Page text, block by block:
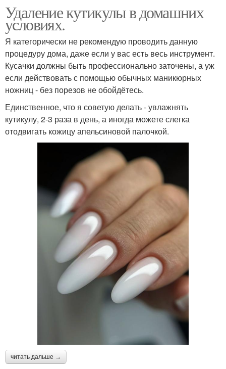
Удаление кутикулы в домашних
условиях.
Я категорически не рекомендую проводить данную
процедуру дома, даже если у вас есть весь инструмент.
Кусачки должны быть профессионально заточены, а уж
если действовать с помощью обычных маникюрных
ножниц - без порезов не обойдётесь.
Единственное, что я советую делать - увлажнять
кутикулу, 2-3 раза в день, а иногда можете слегка
отодвигать кожицу апельсиновой палочкой.
читать дальше →